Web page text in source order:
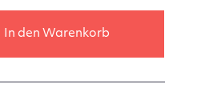
In den Warenkorb